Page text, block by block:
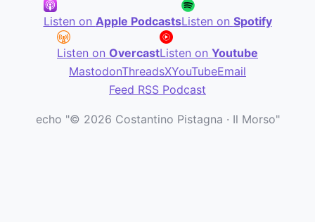
Listen on Apple PodcastsListen on Spotify
Listen on OvercastListen on Youtube
MastodonThreadsXYouTubeEmail
Feed RSS Podcast
echo "© 2026 Costantino Pistagna · Il Morso"